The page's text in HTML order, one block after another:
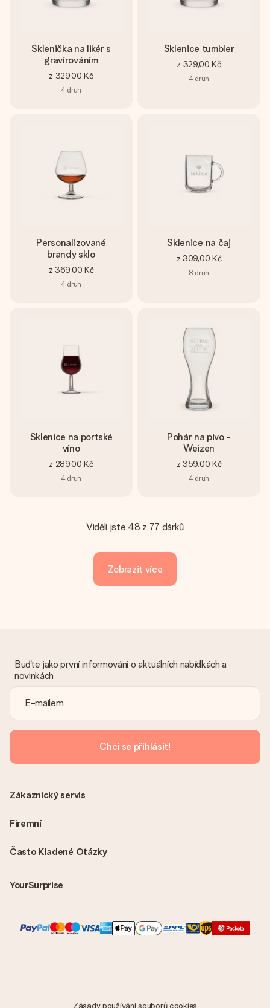
Sklenička na likér s
gravírováním
z 329,00 Kč
4 druh
Sklenice tumbler
z 329,00 Kč
4 druh
Personalizované
brandy sklo
z 369,00 Kč
4 druh
Sklenice na čaj
z 309,00 Kč
8 druh
Sklenice na portské
víno
z 289,00 Kč
4 druh
Pohár na pivo -
Weizen
z 359,00 Kč
4 druh
Viděli jste 48 z 77 dárků
Zobrazit více
Buďte jako první informováni o aktuálních nabídkách a
novinkách
Chci se přihlásit!
Často Kladené Otázky
YourSurprise
Zákaznický servis
Firemní
Zásady používání souborů cookies